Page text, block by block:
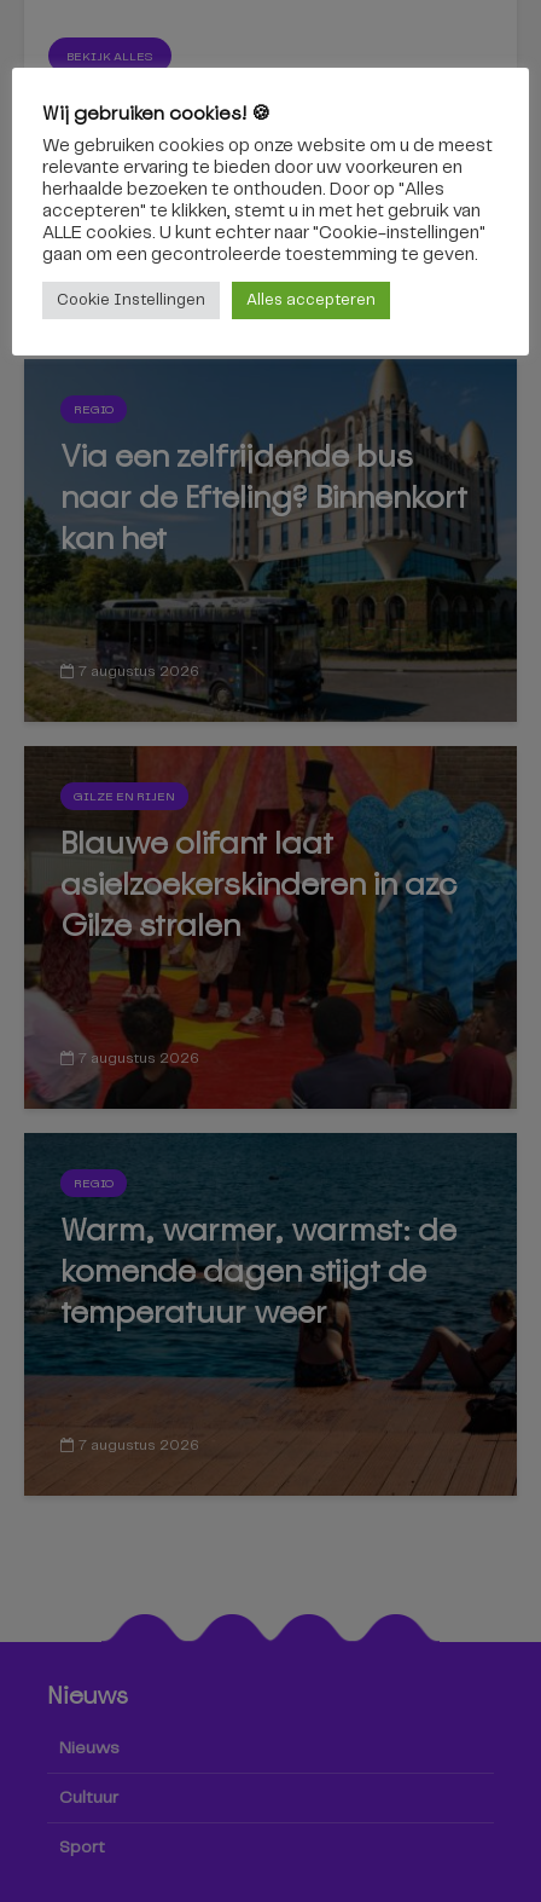
BEKIJK ALLES
Storing bij P1: ‘Voor
een paar uurtjes een
dagkaart van 16,50
euro’
Herbouw van Sluis II
aan het
Wilhelminakanaal
Dit vind je misschien ook interessant
REGIO
Via een zelfrijdende bus
naar de Efteling? Binnenkort
kan het
7 augustus 2026
GILZE EN RIJEN
Blauwe olifant laat
asielzoekerskinderen in azc
Gilze stralen
7 augustus 2026
REGIO
Warm, warmer, warmst: de
komende dagen stijgt de
temperatuur weer
7 augustus 2026
Nieuws
Nieuws
Cultuur
Sport
Wij gebruiken cookies! 🍪
We gebruiken cookies op onze website om u de meest
relevante ervaring te bieden door uw voorkeuren en
herhaalde bezoeken te onthouden. Door op "Alles
accepteren" te klikken, stemt u in met het gebruik van
ALLE cookies. U kunt echter naar "Cookie-instellingen"
gaan om een ​​gecontroleerde toestemming te geven.
Cookie Instellingen Alles accepteren